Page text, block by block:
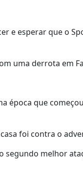
e esperar que o
uma derrota em
época que
foi contra o
segundo melhor